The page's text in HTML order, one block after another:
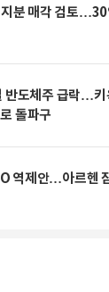
분 매각 검토…30
반도체주 급락…키
돌파구
역제안…아르헨